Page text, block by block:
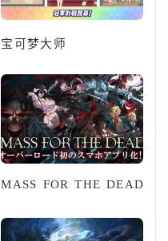
宝可梦大师
MASS FOR THE DEAD